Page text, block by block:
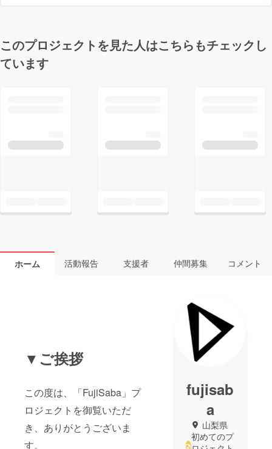
このプロジェクトを見た人はこちらもチェックし
ています
ホーム 活動報告 支援者 仲間募集 コメント
▼ご挨拶
この度は、「FujiSaba」プ
ロジェクトを御覧いただ
き、ありがとうございま
す。
fujisab
a
山梨県
初めてのプ